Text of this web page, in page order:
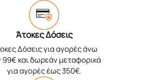
Άτοκες Δόσεις
Δόσεις για αγορές άνω
και δωρεάν μεταφορικά
για αγορές έως 350€.